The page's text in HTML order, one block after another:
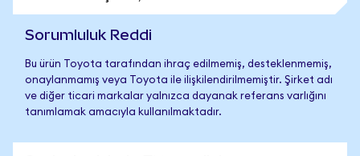
Sorumluluk Reddi
Bu ürün Toyota tarafından ihraç edilmemiş, desteklenmemiş,
onaylanmamış veya Toyota ile ilişkilendirilmemiştir. Şirket adı
ve diğer ticari markalar yalnızca dayanak referans varlığını
tanımlamak amacıyla kullanılmaktadır.